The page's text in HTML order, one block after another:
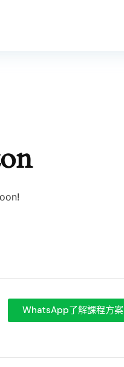
WhatsApp了解課程方案